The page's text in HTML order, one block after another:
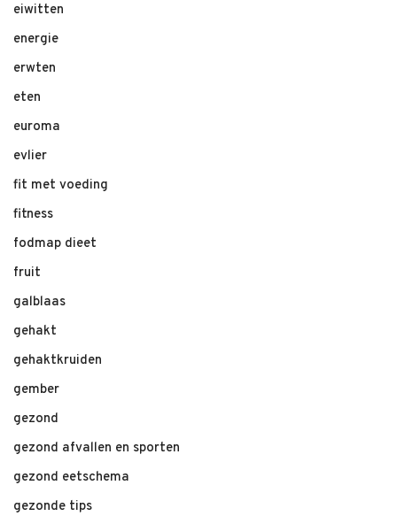
eiwitten
energie
erwten
eten
euroma
evlier
fit met voeding
fitness
fodmap dieet
fruit
galblaas
gehakt
gehaktkruiden
gember
gezond
gezond afvallen en sporten
gezond eetschema
gezonde tips